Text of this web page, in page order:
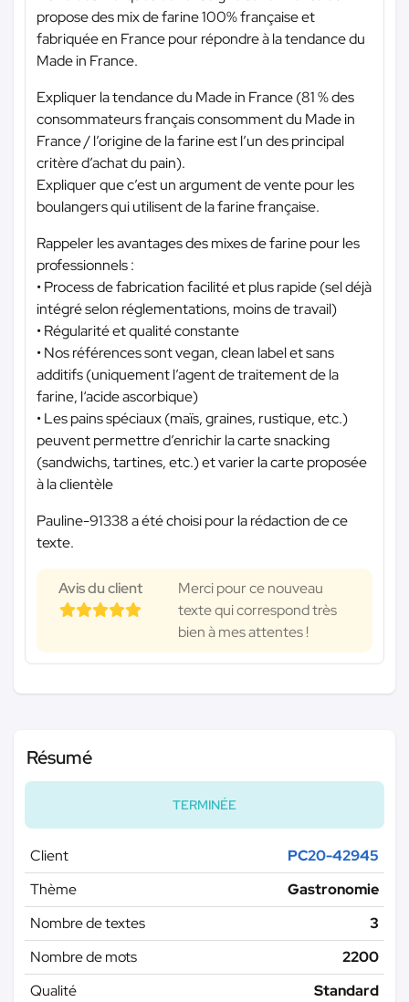
propose des mix de farine 100% française et
fabriquée en France pour répondre à la tendance du
Made in France.
Expliquer la tendance du Made in France (81 % des
consommateurs français consomment du Made in
France / l’origine de la farine est l’un des principal
critère d’achat du pain).
Expliquer que c’est un argument de vente pour les
boulangers qui utilisent de la farine française.
Rappeler les avantages des mixes de farine pour les
professionnels :
• Process de fabrication facilité et plus rapide (sel déjà
intégré selon réglementations, moins de travail)
• Régularité et qualité constante
• Nos références sont vegan, clean label et sans
additifs (uniquement l’agent de traitement de la
farine, l‘acide ascorbique)
• Les pains spéciaux (maïs, graines, rustique, etc.)
peuvent permettre d’enrichir la carte snacking
(sandwichs, tartines, etc.) et varier la carte proposée
à la clientèle
Pauline-91338 a été choisi pour la rédaction de ce
texte.
Avis du client
Merci pour ce nouveau
texte qui correspond très
bien à mes attentes !
Résumé
TERMINÉE
Client
PC20-42945
Thème
Gastronomie
Nombre de textes
3
Nombre de mots
2200
Qualité
Standard